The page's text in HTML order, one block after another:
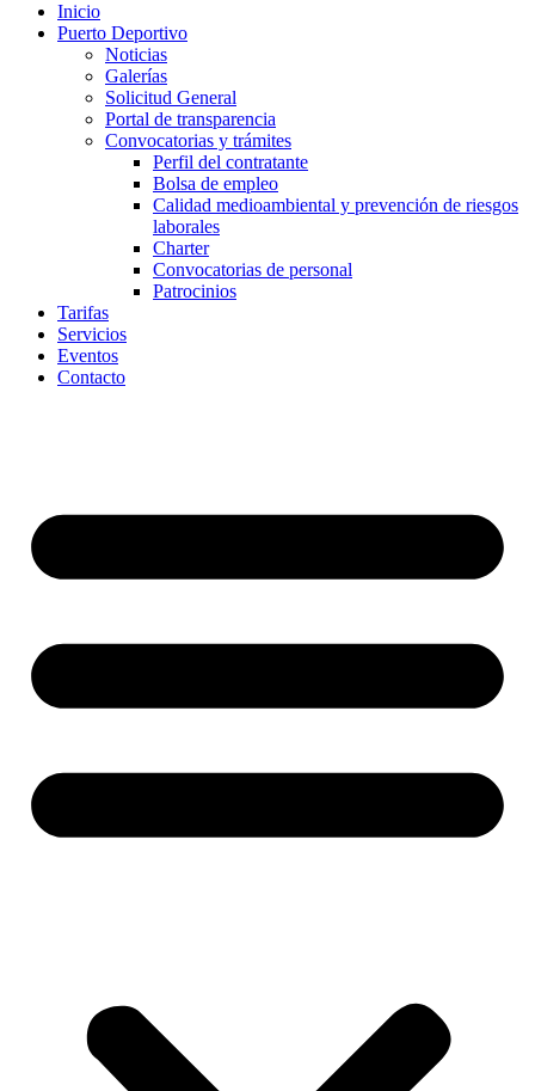
Inicio
Puerto Deportivo
Noticias
Galerías
Solicitud General
Portal de transparencia
Convocatorias y trámites
Perfil del contratante
Bolsa de empleo
Calidad medioambiental y prevención de riesgos
laborales
Charter
Convocatorias de personal
Patrocinios
Tarifas
Servicios
Eventos
Contacto